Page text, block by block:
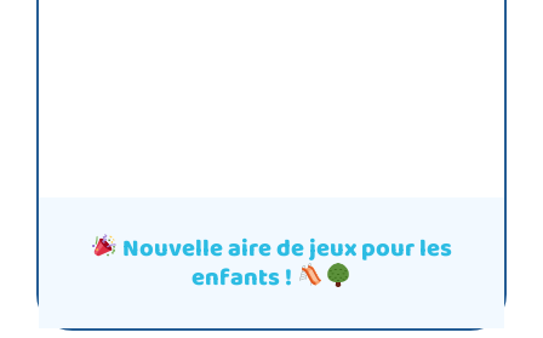
Nouvelle aire de jeux pour les
enfants !